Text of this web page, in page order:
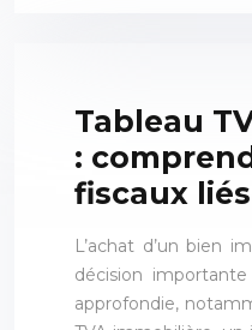
Tableau
:
fiscaux
L’achat d’un bien
décision
approfondie,